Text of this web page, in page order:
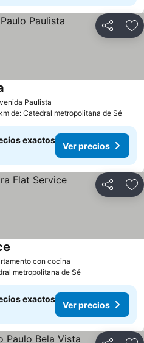
Compartir
Paulista
de: Catedral metropolitana de Sé
exactos
Ver precios
Compartir
con cocina
metropolitana de Sé
exactos
Ver precios